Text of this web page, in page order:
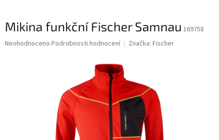
Mikina funkční Fischer Samnau 169758
Průměrné
Neohodnoceno Podrobnosti hodnocení Značka: Fischer